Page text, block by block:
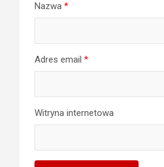
Nazwa *
Adres email *
Witryna internetowa